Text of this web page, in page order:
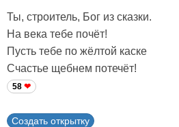
Ты, строитель, Бог из сказки.
На века тебе почёт!
Пусть тебе по жёлтой каске
Счастье щебнем потечёт!
58
Создать открытку